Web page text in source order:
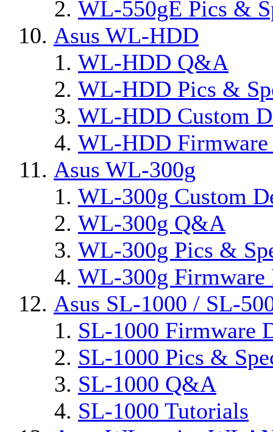
WL-550gE Pics &
Asus WL-HDD
WL-HDD Q&A
WL-HDD Pics &
WL-HDD Custom
WL-HDD Firmware
Asus WL-300g
WL-300g Custom
WL-300g Q&A
WL-300g Pics &
WL-300g Firmware
Asus SL-1000 / SL-
SL-1000 Firmware
SL-1000 Pics &
SL-1000 Q&A
SL-1000 Tutorials